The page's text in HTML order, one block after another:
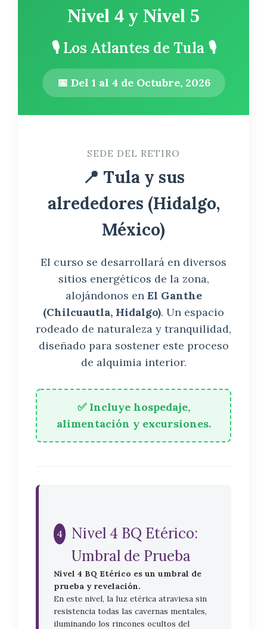
Nivel 4 y Nivel 5
🎙️ Los Atlantes de Tula 🎙️
📅 Del 1 al 4 de Octubre, 2026
SEDE DEL RETIRO
📍 Tula y sus
alrededores (Hidalgo,
México)
El curso se desarrollará en diversos
sitios energéticos de la zona,
alojándonos en El Ganthe
(Chilcuautla, Hidalgo). Un espacio
rodeado de naturaleza y tranquilidad,
diseñado para sostener este proceso
de alquimia interior.
✅ Incluye hospedaje,
alimentación y excursiones.
4
Nivel 4 BQ Etérico:
Umbral de Prueba
Nivel 4 BQ Etérico es un umbral de
prueba y revelación.
En este nivel, la luz etérica atraviesa sin
resistencia todas las cavernas mentales,
iluminando los rincones ocultos del